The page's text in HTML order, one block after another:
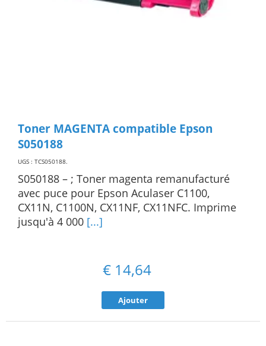
Toner MAGENTA compatible Epson
S050188
UGS : TCS050188.
S050188 – ; Toner magenta remanufacturé
avec puce pour Epson Aculaser C1100,
CX11N, C1100N, CX11NF, CX11NFC. Imprime
jusqu'à 4 000 [...]
€ 14,64
Ajouter